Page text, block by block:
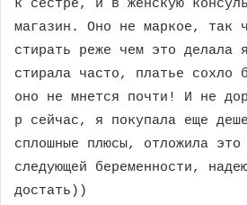
к сестре, и в женскую
магазин. Оно не маркое, так
стирать реже чем это
стирала часто, платье сохло
оно не мнется почти! И не
р сейчас, я покупала еще
сплошные плюсы, отложила это
следующей беременности,
достать))